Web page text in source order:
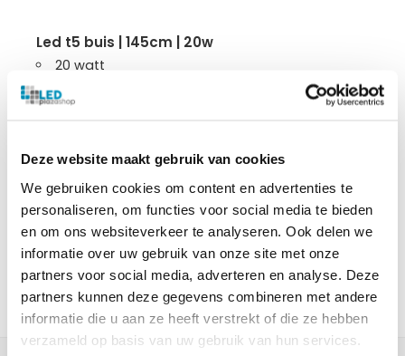
Deze website maakt gebruik van cookies
We gebruiken cookies om content en advertenties te
personaliseren, om functies voor social media te bieden
en om ons websiteverkeer te analyseren. Ook delen we
informatie over uw gebruik van onze site met onze
partners voor social media, adverteren en analyse. Deze
partners kunnen deze gegevens combineren met andere
informatie die u aan ze heeft verstrekt of die ze hebben
verzameld op basis van uw gebruik van hun services.
led t5 buis | 145cm | 20w
20 watt
160 lumen per watt
145cm